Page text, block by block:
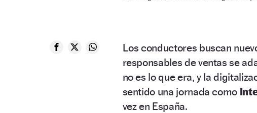
Los conductores buscan
responsables de ventas se
no es lo que era, y la
sentido una jornada como
vez en España.